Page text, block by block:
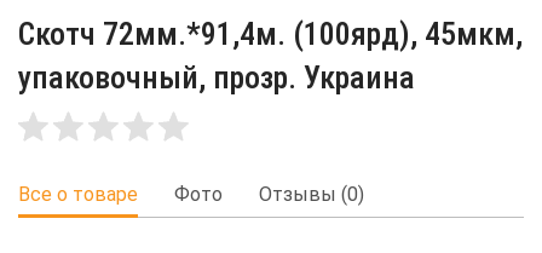
Скотч 72мм.*91,4м. (100ярд), 45мкм,
упаковочный, прозр. Украина
Все о товаре Фото Отзывы (0)